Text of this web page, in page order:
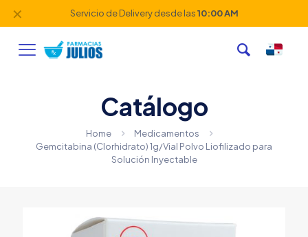
Servicio de Delivery desde las10:00 AM
✕
Catálogo
Home
Medicamentos
Gemcitabina (Clorhidrato) 1g/Vial Polvo Liofilizado para
Solución Inyectable